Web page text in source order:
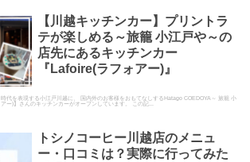
【川越キッチンカー】プリントラ
テが楽しめる～旅籠 小江戸や～の
店先にあるキッチンカー
『Lafoire(ラフォアー)』
代を表現する小江戸川越に、 国内外のお客様をおもてなしするHatago COEDOYA～ 旅籠 小
江戸や ～ その店先に【Lafoire(ラフォアー)】さんのキッチンカーがオープンしています。 この記...
トシノコーヒー川越店のメニュ
ー・口コミは？実際に行ってみた